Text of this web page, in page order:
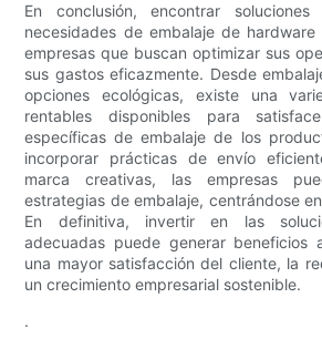
En conclusión, encontrar
necesidades de embalaje de
empresas que buscan optimizar sus
sus gastos eficazmente. Desde
opciones ecológicas, existe una
rentables disponibles para
específicas de embalaje de los
incorporar prácticas de envío
marca creativas, las empresas
estrategias de embalaje, centrándose
En definitiva, invertir en las
adecuadas puede generar beneficios
una mayor satisfacción del cliente, la
un crecimiento empresarial sostenible.
.